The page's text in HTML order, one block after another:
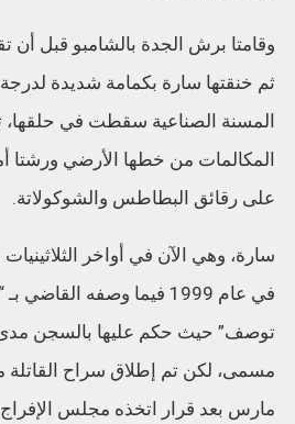
وقامتا برش الجدة بالشامبو قبل أن
ثم خنقتها سارة بكمامة شديدة
المسنة الصناعية سقطت في حلقها،
المكالمات من خطها الأرضي ورشتا
على رقائق البطاطس والشوكولاتة.
سارة، وهي الآن في أواخر
في عام 1999 فيما وصفه
توصف” حيث حكم عليها بالسجن مدى
مارس بعد قرار اتخذه مجلس